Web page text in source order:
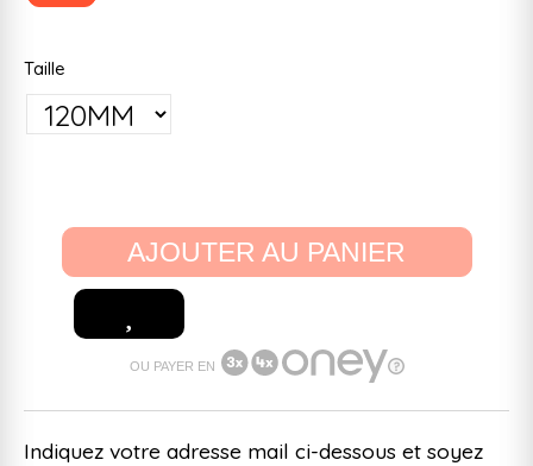
Taille
AJOUTER AU PANIER
OU PAYER EN
Indiquez votre adresse mail ci-dessous et soyez